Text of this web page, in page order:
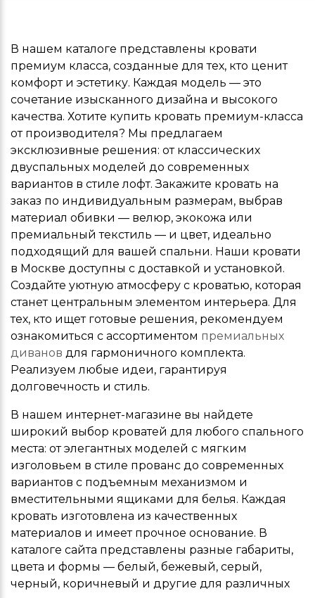
В нашем каталоге представлены кровати
премиум класса, созданные для тех, кто ценит
комфорт и эстетику. Каждая модель — это
сочетание изысканного дизайна и высокого
качества. Хотите купить кровать премиум-класса
от производителя? Мы предлагаем
эксклюзивные решения: от классических
двуспальных моделей до современных
вариантов в стиле лофт. Закажите кровать на
заказ по индивидуальным размерам, выбрав
материал обивки — велюр, экокожа или
премиальный текстиль — и цвет, идеально
подходящий для вашей спальни. Наши кровати
в Москве доступны с доставкой и установкой.
Создайте уютную атмосферу с кроватью, которая
станет центральным элементом интерьера. Для
тех, кто ищет готовые решения, рекомендуем
ознакомиться с ассортиментом премиальных
диванов для гармоничного комплекта.
Реализуем любые идеи, гарантируя
долговечность и стиль.
В нашем интернет-магазине вы найдете
широкий выбор кроватей для любого спального
места: от элегантных моделей с мягким
изголовьем в стиле прованс до современных
вариантов с подъемным механизмом и
вместительными ящиками для белья. Каждая
кровать изготовлена из качественных
материалов и имеет прочное основание. В
каталоге сайта представлены разные габариты,
цвета и формы — белый, бежевый, серый,
черный, коричневый и другие для различных